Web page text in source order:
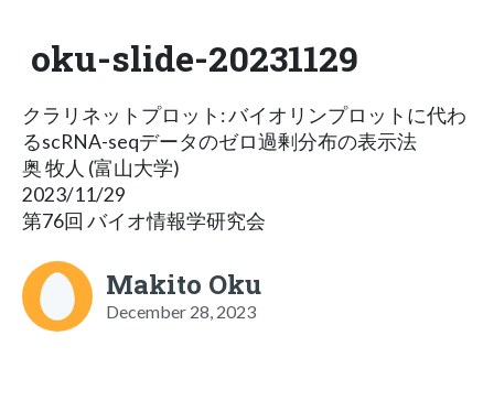
oku-slide-20231129
クラリネットプロット: バイオリンプロットに代わ
るscRNA-seqデータのゼロ過剰分布の表示法
奥 牧人 (富山大学)
2023/11/29
第76回 バイオ情報学研究会
Makito Oku
December 28, 2023